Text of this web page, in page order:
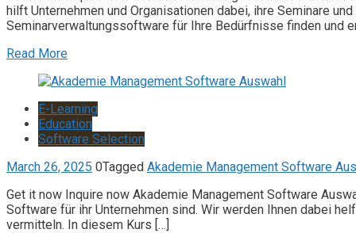
hilft Unternehmen und Organisationen dabei, ihre Seminare
Seminarverwaltungssoftware für Ihre Bedürfnisse finden und
Read More
E-Learning
Education
Software Selection
March 26, 2025 0Tagged Akademie Management Software
Get it now Inquire now Akademie Management Software
Software für ihr Unternehmen sind. Wir werden Ihnen dabei
vermitteln. In diesem Kurs […]